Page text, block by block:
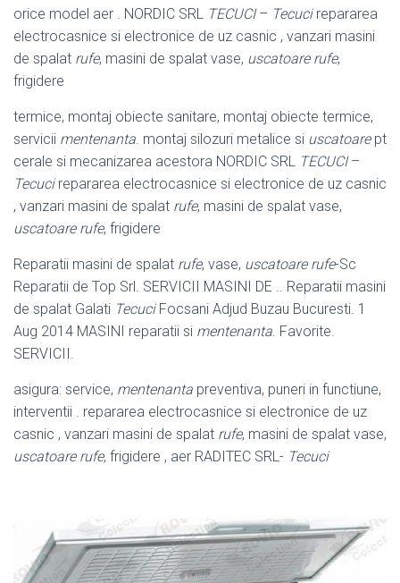
orice model aer . NORDIC SRL TECUCI– Tecucirepararea
electrocasnice si electronice de uz casnic , vanzari masini
de spalat rufe, masini de spalat vase, uscatoare rufe,
frigidere
termice, montaj obiecte sanitare, montaj obiecte termice,
servicii mentenanta. montaj silozuri metalice si uscatoarept
cerale si mecanizarea acestora NORDIC SRL TECUCI–
Tecucirepararea electrocasnice si electronice de uz casnic
, vanzari masini de spalat rufe, masini de spalat vase,
uscatoare rufe, frigidere
Reparatii masini de spalat rufe, vase, uscatoare rufe-Sc
Reparatii de Top Srl. SERVICII MASINI DE .. Reparatii masini
de spalat Galati TecuciFocsani Adjud Buzau Bucuresti. 1
Aug 2014 MASINI reparatii si mentenanta. Favorite.
SERVICII.
asigura: service, mentenanta preventiva, puneri in functiune,
interventii . repararea electrocasnice si electronice de uz
casnic , vanzari masini de spalat rufe, masini de spalat vase,
uscatoare rufe, frigidere , aer RADITEC SRL- Tecuci